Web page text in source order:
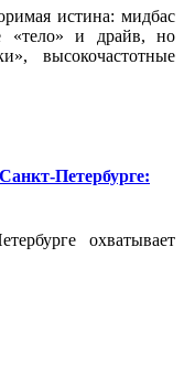
истина: мидбас
«тело» и драйв, но
высокочастотные
Петербурге:
охватывает